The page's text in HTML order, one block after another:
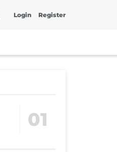
Login Register